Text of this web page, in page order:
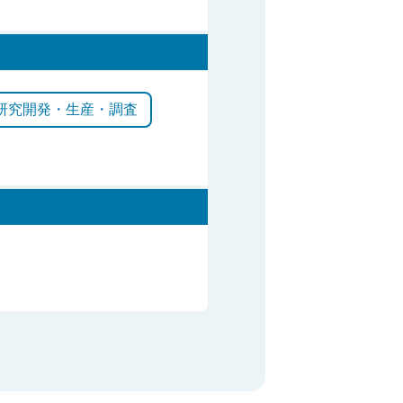
究開発・生産・調査